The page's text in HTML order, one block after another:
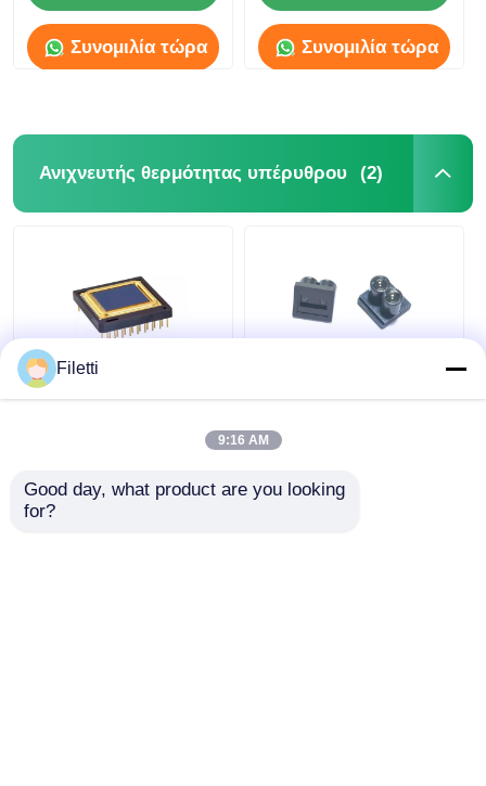
Συνομιλία τώρα Συνομιλία τώρα
Ανιχνευτής θερμότητας υπέρυθρου (2)
7V απεικόνιση
εστιακού πεδίου
συστοιχίας
PICO640S+
Καλύτερη τιμή
Lens for TOF
Distance
Measurement in Laser
Distance Sensors
Καλύτερη τιμή
Filetti
9:16 AM
Good day, what product are you looking
for?